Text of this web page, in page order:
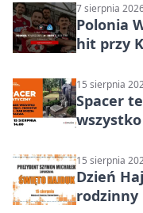
7 sierpnia
Polonia
hit przy
15 sierpnia
Spacer
wszystko
15 sierpnia
Dzień
rodzinny